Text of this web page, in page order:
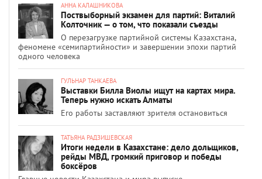
АННА КАЛАШНИКОВА
Поствыборный экзамен для партий: Виталий
Колточник — о том, что показали съезды
О перезагрузке партийной системы Казахстана,
феномене «семипартийности» и завершении эпохи партий
одного человека
ГУЛЬНАР ТАНКАЕВА
Выставки Билла Виолы ищут на картах мира.
Теперь нужно искать Алматы
Его работы заставляют зрителя остановиться
ТАТЬЯНА РАДЗИШЕВСКАЯ
Итоги недели в Казахстане: дело дольщиков,
рейды МВД, громкий приговор и победы
боксёров